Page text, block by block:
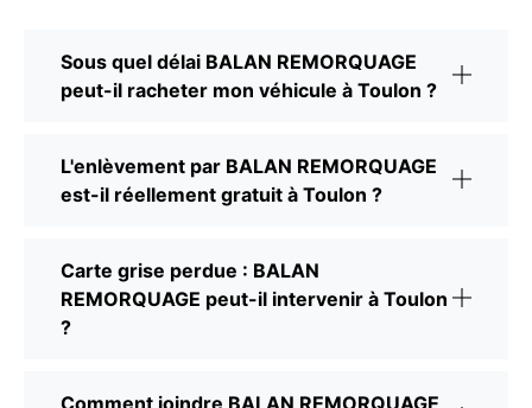
Sous quel délai BALAN REMORQUAGE
peut-il racheter mon véhicule à Toulon ?
L'enlèvement par BALAN REMORQUAGE
est-il réellement gratuit à Toulon ?
Carte grise perdue : BALAN
REMORQUAGE peut-il intervenir à Toulon
?